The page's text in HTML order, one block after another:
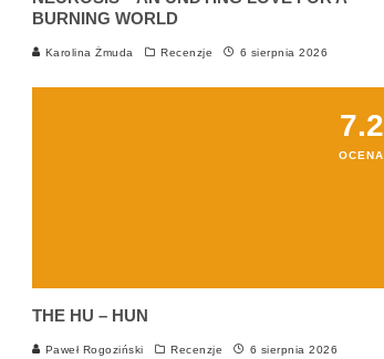
BURNING WORLD
Karolina Żmuda Recenzje 6 sierpnia 2026
7.2
OCENA
THE HU – HUN
Paweł Rogoziński Recenzje 6 sierpnia 2026